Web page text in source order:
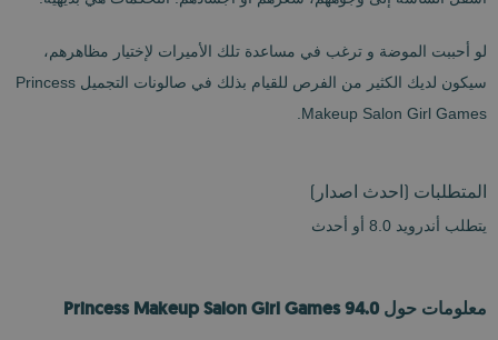
لو أحببت الموضة و ترغب في مساعدة تلك الأميرات لإختيار مظاهرهم،
سيكون لديك الكثير من الفرص للقيام بذلك في صالونات التجميل Princess
Makeup Salon Girl Games.
المتطلبات (احدث اصدار)
يتطلب أندرويد 8.0 أو أحدث
معلومات حول Princess Makeup Salon Girl Games 94.0